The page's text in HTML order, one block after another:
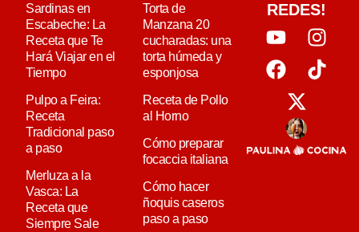
Sardinas en
Escabeche: La
Receta que Te
Hará Viajar en el
Tiempo
Pulpo a Feira:
Receta
Tradicional paso
a paso
Merluza a la
Vasca: La
Receta que
Siempre Sale
Torta de
Manzana 20
cucharadas: una
torta húmeda y
esponjosa
Receta de Pollo
al Horno
Cómo preparar
focaccia italiana
Cómo hacer
ñoquis caseros
paso a paso
REDES!